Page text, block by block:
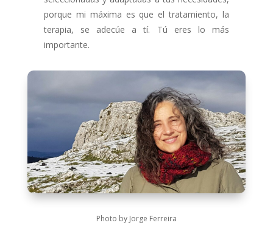
porque mi máxima es que el tratamiento, la
terapia, se adecúe a tí. Tú eres lo más
importante.
Photo by Jorge Ferreira